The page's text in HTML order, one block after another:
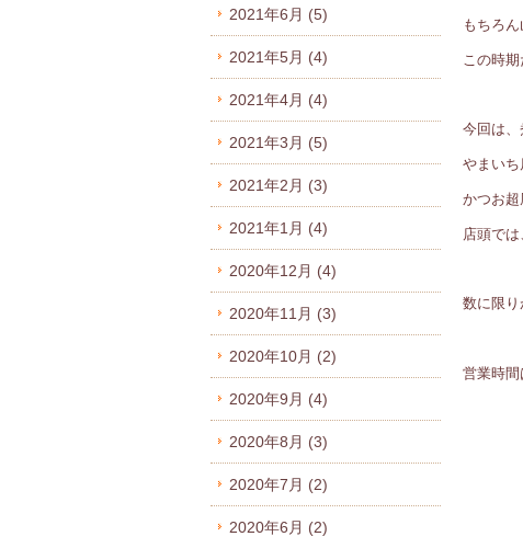
もちろ
この時
今回は
やまいち
かつお
店頭で
数に限
営業時間
2021年6月 (5)
2021年5月 (4)
2021年4月 (4)
2021年3月 (5)
2021年2月 (3)
2021年1月 (4)
2020年12月 (4)
2020年11月 (3)
2020年10月 (2)
2020年9月 (4)
2020年8月 (3)
2020年7月 (2)
2020年6月 (2)